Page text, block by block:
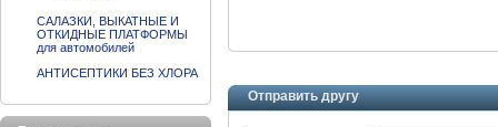
Отправить другу
САЛАЗКИ, ВЫКАТНЫЕ И
ОТКИДНЫЕ ПЛАТФОРМЫ
для автомобилей
АНТИСЕПТИКИ БЕЗ ХЛОРА